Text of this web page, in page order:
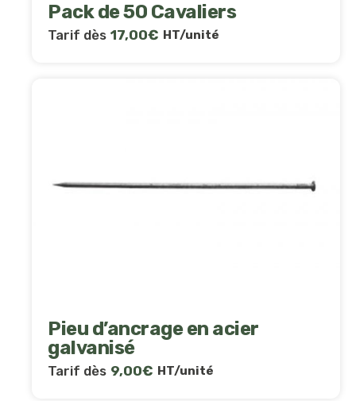
Pack de 50 Cavaliers
Tarif dès 17,00€ HT/unité
Pieu d’ancrage en acier
galvanisé
Tarif dès 9,00€ HT/unité